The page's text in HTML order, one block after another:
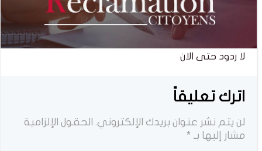
لا ردود حتى الان
اترك تعليقاً
لن يتم نشر عنوان بريدك الإلكتروني. الحقول الإلزامية
مشار إليها بـ *